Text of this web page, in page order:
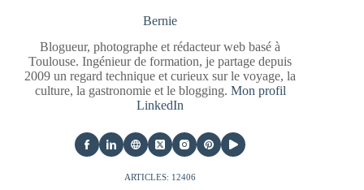
Bernie
Blogueur, photographe et rédacteur web basé à
Toulouse. Ingénieur de formation, je partage depuis
2009 un regard technique et curieux sur le voyage, la
culture, la gastronomie et le blogging. Mon profil
LinkedIn
ARTICLES: 12406